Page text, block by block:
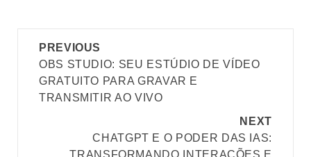
Post
navigation
PREVIOUS
OBS STUDIO: SEU ESTÚDIO DE VÍDEO
GRATUITO PARA GRAVAR E
TRANSMITIR AO VIVO
NEXT
CHATGPT E O PODER DAS IAS:
TRANSFORMANDO INTERAÇÕES E